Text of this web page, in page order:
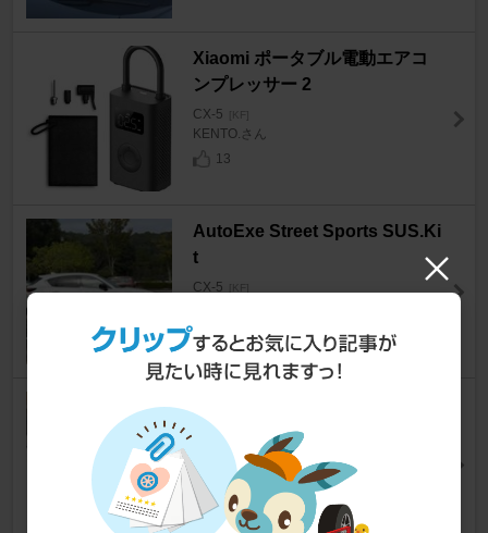
Xiaomi ポータブル電動エアコ
ンプレッサー 2
CX-5 [KF]
KENTO.さん
13
AutoExe Street Sports SUS.Ki
t
CX-5 [KF]
25
ファンシート
CX-5 [KF]
kouchan529さん
19